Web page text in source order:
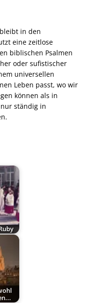
in den
eine zeitlose
biblischen Psalmen
oder sufistischer
universellen
Leben passt, wo wir
können als in
ständig in